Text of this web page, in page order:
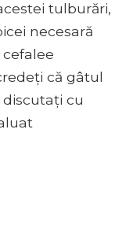
tulburări,
necesară
că gâtul
discutați cu